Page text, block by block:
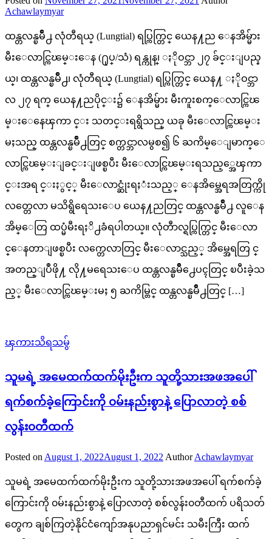
Achawlaymyar
ထန္တလန္ၿမိဳ႕ လုံတီရယ္ (Lungtial) ရပ္ကြက္တြင္ ယေန႔ည ေနအိမ္မ်ား
မီးေလာင္ကြၽမ္းေန (႐ုပ္/သံ) ရန္ကုန္၊ ႏိုဝင္ဘာ ၂၇ ခ်င္းျပည္န
ယ္၊ ထန္တလန္ၿမိဳ႕၊ လုံတီရယ္ (Lungtial) ရပ္ကြက္တြင္ ယေန႔ ႏိုဝင္ဘာ
လ ၂၇ ရက္ ယေန႔ညပိုင္း၌ ေနအိမ္မ်ား မီးကူးစက္ေလာင္ကြၽ
မ္းေနေၾကာ င္း သတင္းရရွိသည္ ယခု မီးေလာင္ကြၽမ္း
မႈသည္ ထန္တလန္ၿမိဳ႕တြင္ စက္တင္ဘာလမွစ၍ ၆ ႀကိမ္ေျမာက္ေ
လာင္ကြၽမ္းျခင္းျဖစ္ၿပီး မီးေလာင္ကြၽမ္းရသည့္အေၾကာ
င္းအရ င္းႏွင့္ မီးေလာင္ဆုံးရႈံးသည့္ ေနအိမ္အေရအတြက္ကို
လတ္တေလာ မသိရွိရေသးေပ ယေန႔ညတြင္ ထန္တလန္ၿမိဳ႕ လူေန
အိမ္ေတြ ထပ္မံမီးရႈိ႕ခံရပါတယ္။ လုံတီာလ္ရပ္ကြက္တြင္ မီးေလာ
င္ေနတာျဖစ္ၿပီး လက္တေလာတြင္ မီးေလာင္သည့္ အိမ္အေရတြ င္
အတည္ျပဳဖို႔ လို႔မရေသးေပ ထန္တလန္ၿမိဳ႕ေပၚတြင္ ၿပီးခဲ့သ
ည့္ မီးေလာင္ကြၽမ္းမႈ ၅ ႀကိမ္တြင္ ထန္တလန္ၿမိဳ႕တြင္ […]
ၾကားသိရသမွ်
သူမရဲ့ အမေထက်ထက်မိုးဦးက သူတို့သားအဖအပေါ်
ရက်စက်ခဲ့ကြောင်းကို ၀မ်းနည်းစွာနဲ့ ပြောလာတဲ့ စစ်
လွန်း၀တီထက်
Posted on August 1, 2022August 1, 2022 Author Achawlaymyar
သူမရဲ့ အမေထက်ထက်မိုးဦးက သူတို့သားအဖအပေါ် ရက်စက်ခဲ့
ကြောင်းကို ၀မ်းနည်းစွာနဲ့ ပြောလာတဲ့ စစ်လွန်း၀တီထက် ပရိသတ်
တွေက ချစ်ကြတဲ့နိုင်ငံကျော်အနုပညာရှင်မင်း သမီးကြီး ထက်